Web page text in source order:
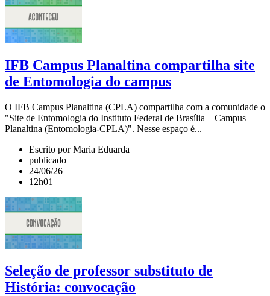
IFB Campus Planaltina compartilha site
de Entomologia do campus
O IFB Campus Planaltina (CPLA) compartilha com a comunidade o
"Site de Entomologia do Instituto Federal de Brasília – Campus
Planaltina (Entomologia-CPLA)". Nesse espaço é...
Escrito por Maria Eduarda
publicado
24/06/26
12h01
Seleção de professor substituto de
História: convocação